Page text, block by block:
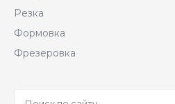
Резка
Формовка
Фрезеровка